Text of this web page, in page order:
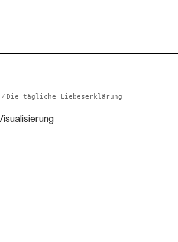
/ Die tägliche Liebeserklärung